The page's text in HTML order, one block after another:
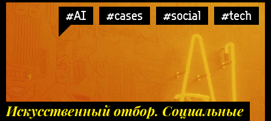
#AI #cases #social #tech
Искусственный отбор. Социальные